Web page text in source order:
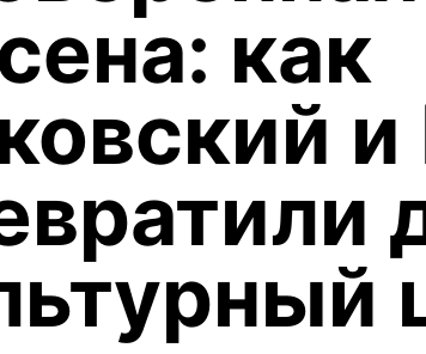
как
и